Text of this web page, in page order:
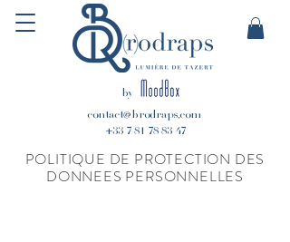
contact@brodraps.com
+33 7 81 78 83 47
by
POLITIQUE DE PROTECTION DES
DONNEES PERSONNELLES